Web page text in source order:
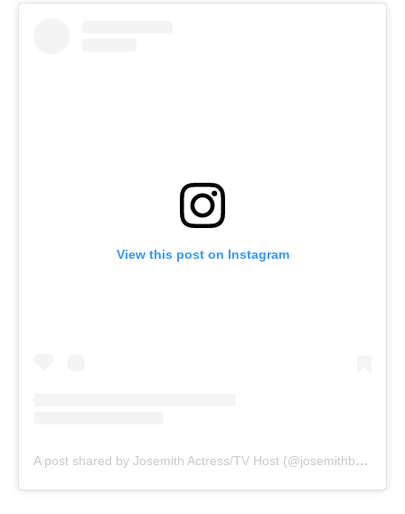
View this post on Instagram
A post shared by Josemith Actress/TV Host (@josemithbermudez)